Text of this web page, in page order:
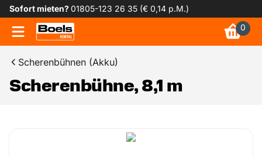
Sofort mieten?01805-123 26 35 (€ 0,14 p.M.)
0
Scherenbühnen (Akku)
Scherenbühne, 8,1 m